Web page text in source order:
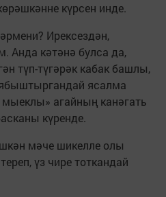
күрсен инде.
Ирексездән,
Анда кәтәнә булса да,
түп-түгәрәк кабак башлы,
ябыштыргандай ясалма
мыеклы» агайның канәгать
күренде.
мәче шикелле олы
үз чире тоткандай